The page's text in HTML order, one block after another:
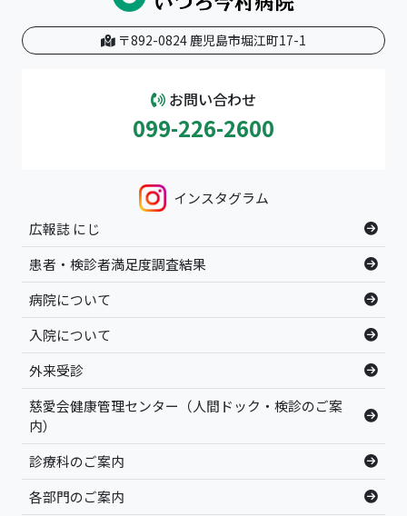
〒892-0824 鹿児島市堀江町17-1
お問い合わせ
099-226-2600
インスタグラム
広報誌 にじ
患者・検診者満足度調査結果
病院について
入院について
外来受診
慈愛会健康管理センター（人間ドック・検診のご案
内）
診療科のご案内
各部門のご案内